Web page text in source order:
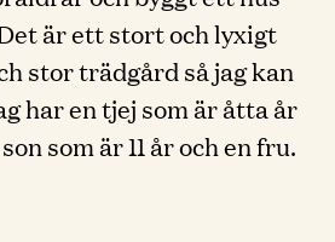
är ett stort och lyxigt
stor trädgård så jag kan
har en tjej som är åtta år
som är 11 år och en fru.